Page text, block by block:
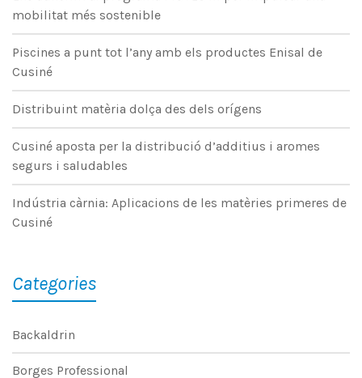
mobilitat més sostenible
Piscines a punt tot l’any amb els productes Enisal de
Cusiné
Distribuint matèria dolça des dels orígens
Cusiné aposta per la distribució d’additius i aromes
segurs i saludables
Indústria càrnia: Aplicacions de les matèries primeres de
Cusiné
Categories
Backaldrin
Borges Professional